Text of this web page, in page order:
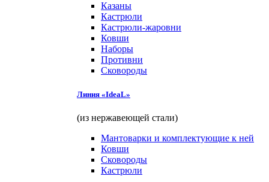
Казаны
Кастрюли
Кастрюли-жаровни
Ковши
Наборы
Противни
Сковороды
Линия «IdeaL»
(из нержавеющей стали)
Мантоварки и комплектующие к ней
Ковши
Сковороды
Кастрюли